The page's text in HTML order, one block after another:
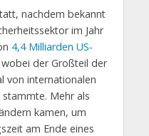
nachdem bekannt
im Jahr
4,4 Milliarden US-
der Großteil der
von internationalen
stammte. Mehr als
kamen, um
am Ende eines